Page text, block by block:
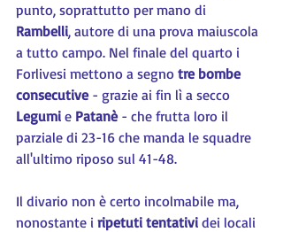
punto, soprattutto per mano di
Rambelli, autore di una prova maiuscola
a tutto campo. Nel finale del quarto i
Forlivesi mettono a segno tre bombe
consecutive - grazie ai fin lì a secco
Legumi e Patanè - che frutta loro il
parziale di 23-16 che manda le squadre
all'ultimo riposo sul 41-48.
Il divario non è certo incolmabile ma,
nonostante i ripetuti tentativi dei locali